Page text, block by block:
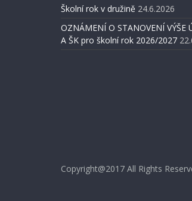
Školní rok v družině 24.6.2026
OZNÁMENÍ O STANOVENÍ VÝŠE
A ŠK pro školní rok 2026/2027
Copyright@2017 All Rights